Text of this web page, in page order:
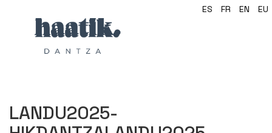
ES FR EN EU
LANDU2025-